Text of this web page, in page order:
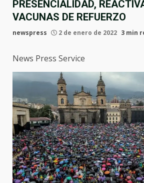
PRESENCIALIDAD,
VACUNAS DE REFUERZO
newspress 2 de enero de 2022 3 min
News Press Service